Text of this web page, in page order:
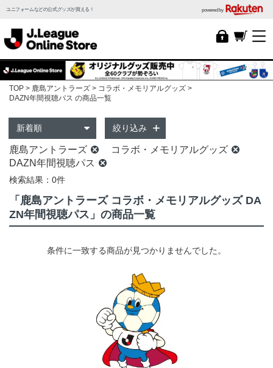
ユニフォームなどの公式グッズが買える！ powered by
TOP 鹿島アントラーズ
コラボ・メモリアルグッズ
DAZN年間視聴パス の商品一覧
絞り込み
鹿島アントラーズ
コラボ・メモリアルグッズ
DAZN年間視聴パス
検索結果：0件
「鹿島アントラーズ コラボ・メモリアルグッズ DA
ZN年間視聴パス」の商品一覧
条件に一致する商品が見つかりませんでした。